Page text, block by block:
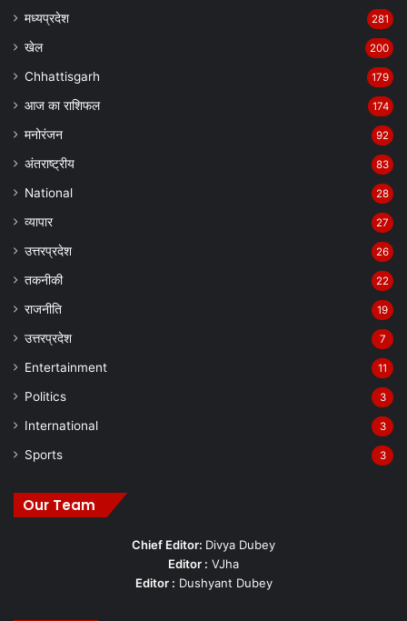
मध्यप्रदेश 281
खेल 200
Chhattisgarh 179
आज का राशिफल 174
मनोरंजन 92
अंतराष्ट्रीय 83
National 28
व्यापार 27
उत्तरप्रदेश 26
तकनीकी 22
राजनीति 19
उत्तरप्रदेश 7
Entertainment 11
Politics 3
International 3
Sports 3
Our Team
Chief Editor: Divya Dubey
Editor : VJha
Editor : Dushyant Dubey